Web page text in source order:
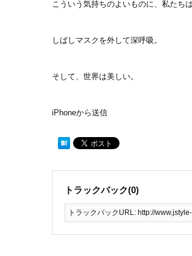
こういう気持ちのよいものに、私たち
しばしマスクを外して深呼吸。
そして、世界は美しい。
iPhoneから送信
トラックバック(0)
トラックバックURL: http://